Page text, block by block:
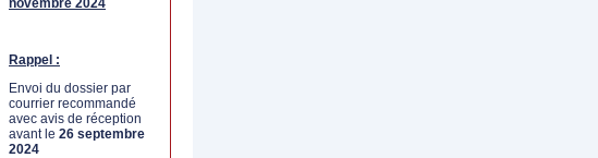
novembre 2024
Rappel :
Envoi du dossier par
courrier recommandé
avec avis de réception
avant le 26 septembre
2024